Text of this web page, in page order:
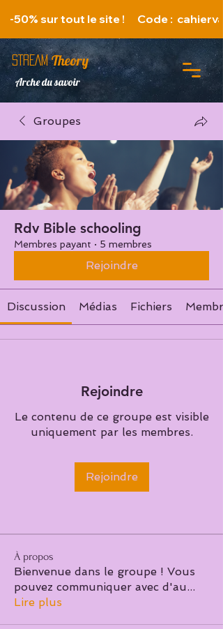
-50% sur tout le site !      Code :
STREAM Theory
Arche du savoir
Groupes
Rdv Bible schooling
Membres payant · 5 membres
Rejoindre
Discussion Médias Fichiers
Rejoindre
Le contenu de ce groupe est visible
uniquement par les membres.
Rejoindre
À propos
Bienvenue dans le groupe ! Vous
pouvez communiquer avec d'au...
Lire plus